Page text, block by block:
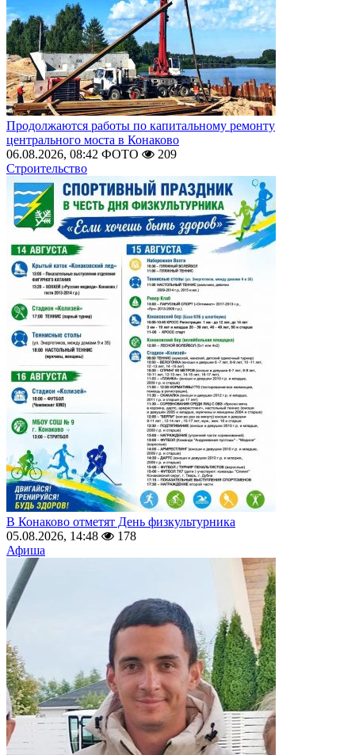
Продолжаются работы по капитальному ремонту
центрального моста в Конаково
06.08.2026, 08:42 ФОТО
209
Строительство
В Конаково отметят День физкультурника
05.08.2026, 14:48
178
Афиша